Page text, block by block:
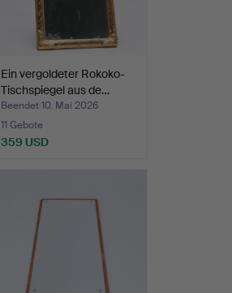
Ein vergoldeter Rokoko-
Tischspiegel aus de…
Beendet 10. Mai 2026
11 Gebote
359 USD